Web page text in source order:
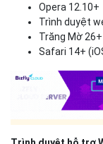
Opera 12.10+
Trình duyệt
Trăng Mờ 26+
Safari 14+